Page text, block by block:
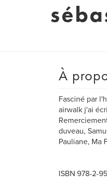
À
Fasciné par
airwalk j'ai
duveau,
Pauliane, Ma
ISBN 978-2-